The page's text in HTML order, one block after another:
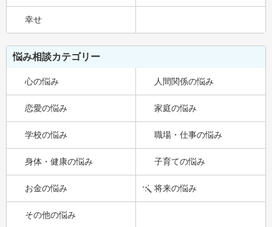
幸せ
悩み相談カテゴリー
心の悩み 人間関係の悩み
恋愛の悩み 家庭の悩み
学校の悩み 職場・仕事の悩み
身体・健康の悩み 子育ての悩み
お金の悩み 将来の悩み
その他の悩み